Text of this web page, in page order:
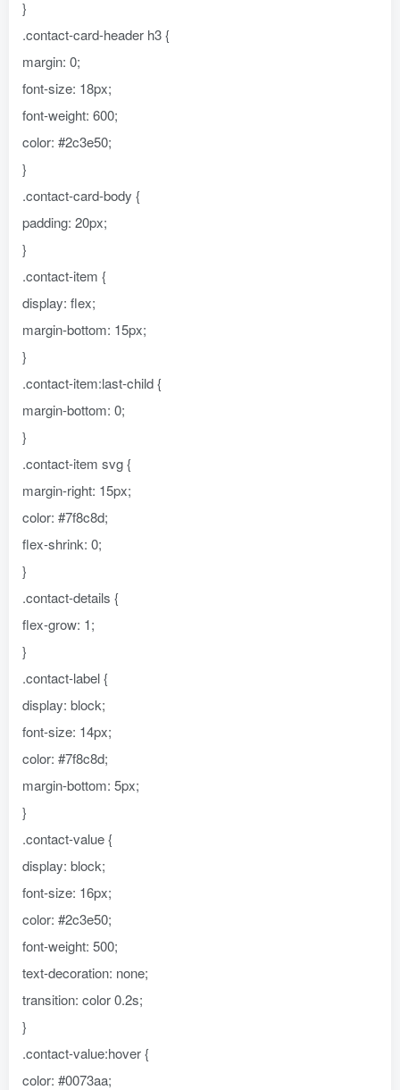
}
.contact-card-header h3 {
margin: 0;
font-size: 18px;
font-weight: 600;
color: #2c3e50;
}
.contact-card-body {
padding: 20px;
}
.contact-item {
display: flex;
margin-bottom: 15px;
}
.contact-item:last-child {
margin-bottom: 0;
}
.contact-item svg {
margin-right: 15px;
color: #7f8c8d;
flex-shrink: 0;
}
.contact-details {
flex-grow: 1;
}
.contact-label {
display: block;
font-size: 14px;
color: #7f8c8d;
margin-bottom: 5px;
}
.contact-value {
display: block;
font-size: 16px;
color: #2c3e50;
font-weight: 500;
text-decoration: none;
transition: color 0.2s;
}
.contact-value:hover {
color: #0073aa;